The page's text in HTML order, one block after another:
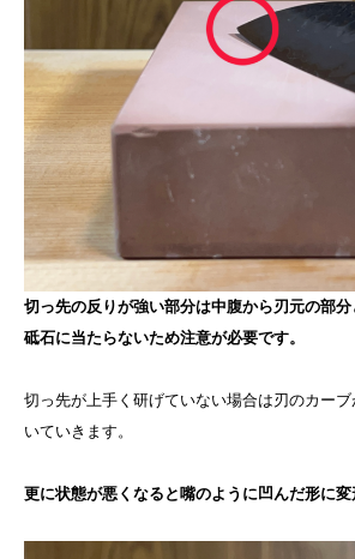
切っ先の反りが強い部分は中腹から刃元の部
砥石に当たらないため注意が必要です。
切っ先が上手く研げていない場合は刃のカー
いていきます。
更に状態が悪くなると嘴のように凹んだ形に変